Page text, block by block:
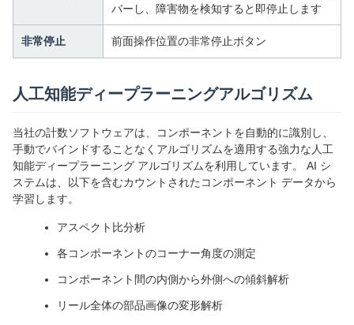
バーし、障害物を検知すると即停止します
非常停止 前面操作位置の非常停止ボタン
人工知能ディープラーニングアルゴリズム
当社の計数ソフトウェアは、コンポーネントを自動的に識別し、
手動でバインドすることなくアルゴリズムを適用する強力な人工
知能ディープラーニング アルゴリズムを利用しています。 AI シ
ステムは、以下を含むカウントされたコンポーネント データから
学習します。
アスペクト比分析
各コンポーネントのコーナー角度の測定
コンポーネント間の内側から外側への傾斜解析
リール全体の部品画像の変形解析